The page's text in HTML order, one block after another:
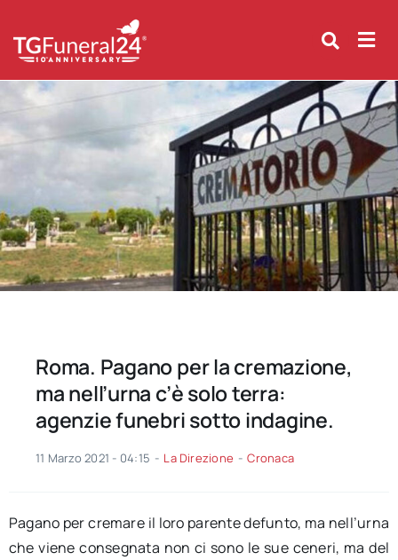
content
Roma. Pagano per la cremazione,
ma nell’urna c’è solo terra:
agenzie funebri sotto indagine.
11 Marzo 2021 - 04:15 - La Direzione - Cronaca
Pagano per cremare il loro parente defunto, ma nell’urna
che viene consegnata non ci sono le sue ceneri, ma del